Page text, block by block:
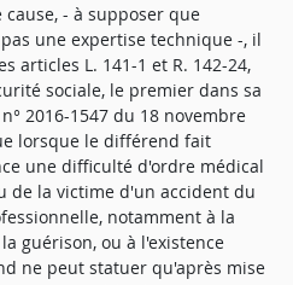
cause, - à supposer que
une expertise technique -, il
articles L. 141-1 et R. 142-24,
sociale, le premier dans sa
2016-1547 du 18 novembre
lorsque le différend fait
une difficulté d'ordre médical
de la victime d'un accident du
notamment à la
guérison, ou à l'existence
ne peut statuer qu'après mise